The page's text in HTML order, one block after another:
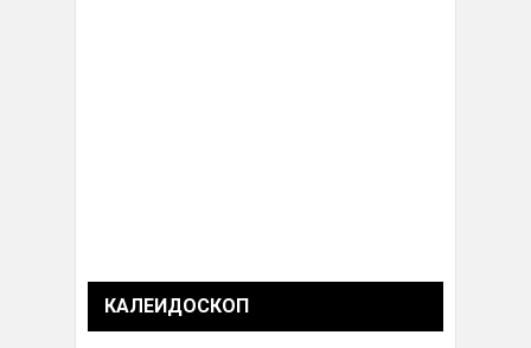
КАЛЕИДОСКОП